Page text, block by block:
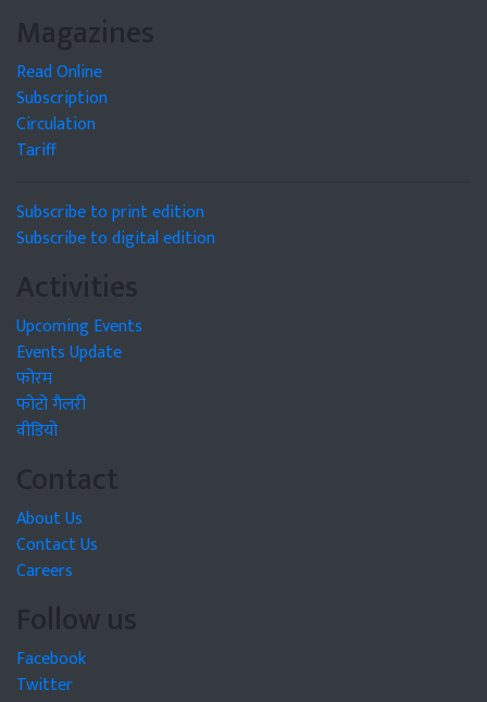
Magazines
Read Online
Subscription
Circulation
Tariff
Subscribe to print edition
Subscribe to digital edition
Activities
Upcoming Events
Events Update
फोरम
फोटो गैलरी
वीडियो
Contact
About Us
Contact Us
Careers
Follow us
Facebook
Twitter